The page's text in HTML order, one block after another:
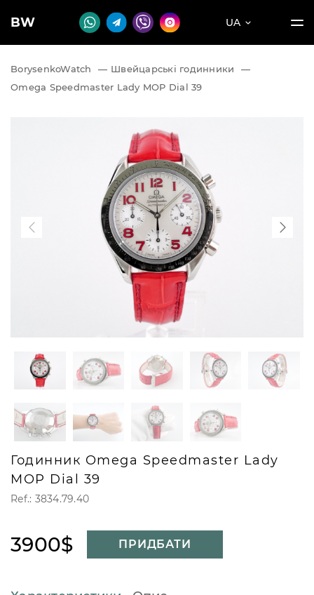
BW UA
BorysenkoWatch — Швейцарські годинники
—
Omega Speedmaster Lady MOP Dial 39
Годинник Omega Speedmaster Lady
MOP Dial 39
Ref.: 3834.79.40
3900$ ПРИДБАТИ